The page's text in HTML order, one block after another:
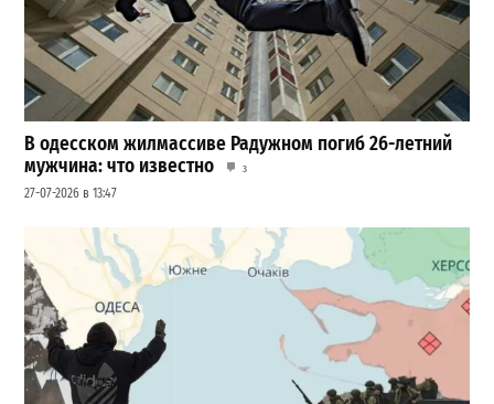
В одесском жилмассиве Радужном погиб 26-летний
мужчина: что известно
3
27-07-2026 в 13:47